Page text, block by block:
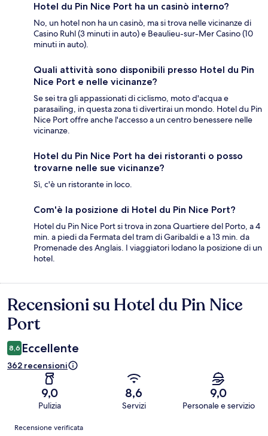
Hotel du Pin Nice Port ha un casinò interno?
No, un hotel non ha un casinò, ma si trova nelle vicinanze di
Casino Ruhl (3 minuti in auto) e Beaulieu-sur-Mer Casino (10
minuti in auto).
Quali attività sono disponibili presso Hotel du Pin
Nice Port e nelle vicinanze?
Se sei tra gli appassionati di ciclismo, moto d'acqua e
parasailing, in questa zona ti divertirai un mondo. Hotel du Pin
Nice Port offre anche l'accesso a un centro benessere nelle
vicinanze.
Hotel du Pin Nice Port ha dei ristoranti o posso
trovarne nelle sue vicinanze?
Sì, c'è un ristorante in loco.
Com'è la posizione di Hotel du Pin Nice Port?
Hotel du Pin Nice Port si trova in zona Quartiere del Porto, a 4
min. a piedi da Fermata del tram di Garibaldi e a 13 min. da
Promenade des Anglais. I viaggiatori lodano la posizione di un
hotel.
Recensioni
Recensioni su Hotel du Pin Nice
Port
8,6 Eccellente
362 recensioni
9,0
Pulizia
8,6
Servizi
9,0
Personale e servizio
Recensioni
Recensione verificata